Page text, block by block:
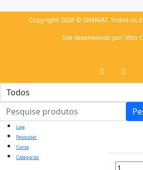
Copyright 2026 © SIMMAT. Todos os
Site desenvolvido por: Vítor
Loja
Pesquisar
Conta
Categorias